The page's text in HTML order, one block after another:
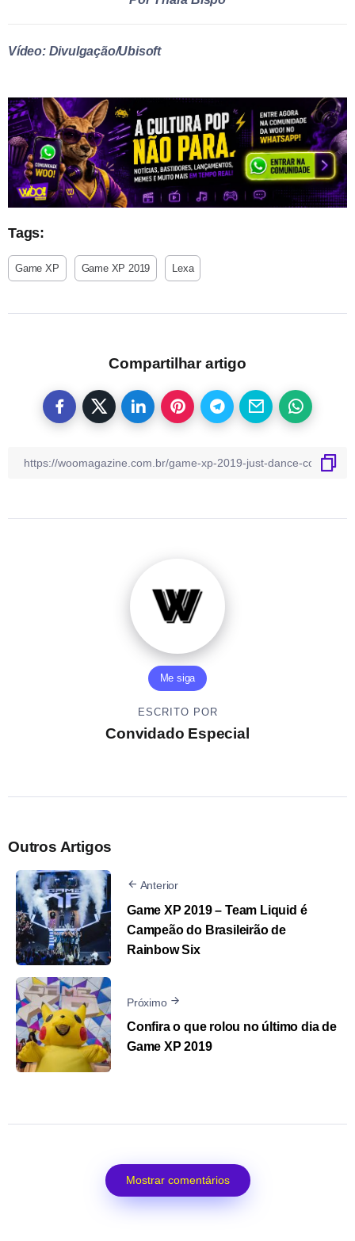
Vídeo: Divulgação/Ubisoft
Tags:
Game XP Game XP 2019 Lexa
Compartilhar artigo
Me siga
ESCRITO POR
Convidado Especial
Outros Artigos
Anterior
Game XP 2019 – Team Liquid é
Campeão do Brasileirão de
Rainbow Six
Próximo
Confira o que rolou no último dia de
Game XP 2019
Mostrar comentários